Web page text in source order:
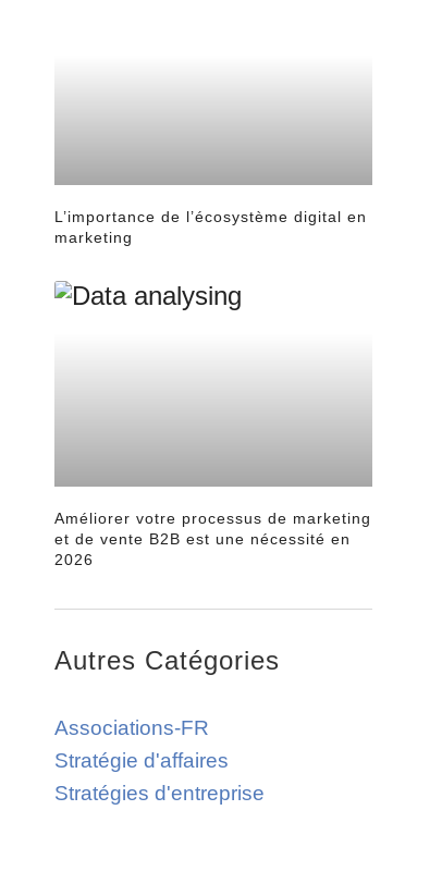
L’importance de l’écosystème digital en
marketing
Améliorer votre processus de marketing
et de vente B2B est une nécessité en
2026
Autres Catégories
Associations-FR
Stratégie d'affaires
Stratégies d'entreprise